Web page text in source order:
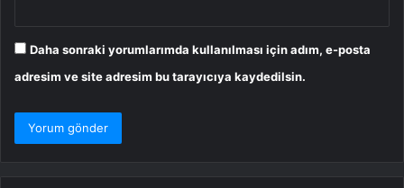
Daha sonraki yorumlarımda kullanılması için adım, e-posta
adresim ve site adresim bu tarayıcıya kaydedilsin.